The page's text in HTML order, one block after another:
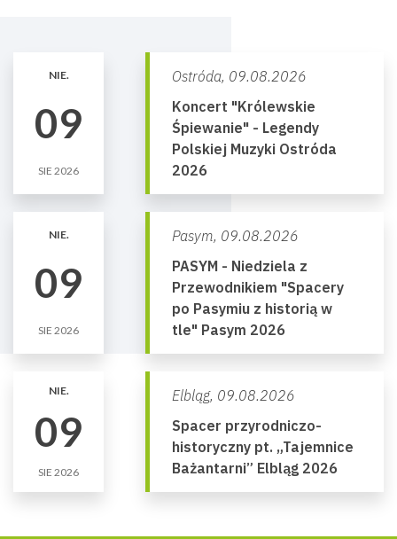
NIE.
09
SIE 2026
Ostróda, 09.08.2026
Koncert "Królewskie
Śpiewanie" - Legendy
Polskiej Muzyki Ostróda
2026
NIE.
09
SIE 2026
Pasym, 09.08.2026
PASYM - Niedziela z
Przewodnikiem "Spacery
po Pasymiu z historią w
tle" Pasym 2026
NIE.
09
SIE 2026
Elbląg, 09.08.2026
Spacer przyrodniczo-
historyczny pt. „Tajemnice
Bażantarni” Elbląg 2026